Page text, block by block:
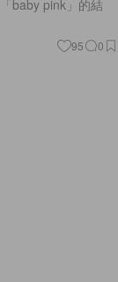
baby pink」的結
95 0